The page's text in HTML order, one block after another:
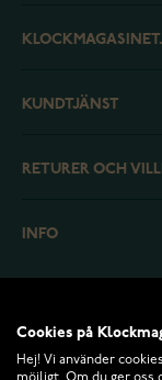
KUNDTJÄNST
RETURER OCH
INFO
Cookies på
Hej! Vi använder